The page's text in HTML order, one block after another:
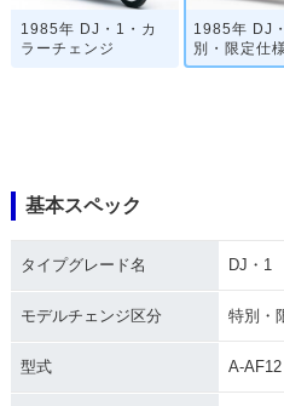
1985年 DJ・1・カ
ラーチェンジ
1985年 DJ
別・限定仕様
基本スペック
タイプグレード名 DJ・1
モデルチェンジ区分 特別・
型式 A-AF12